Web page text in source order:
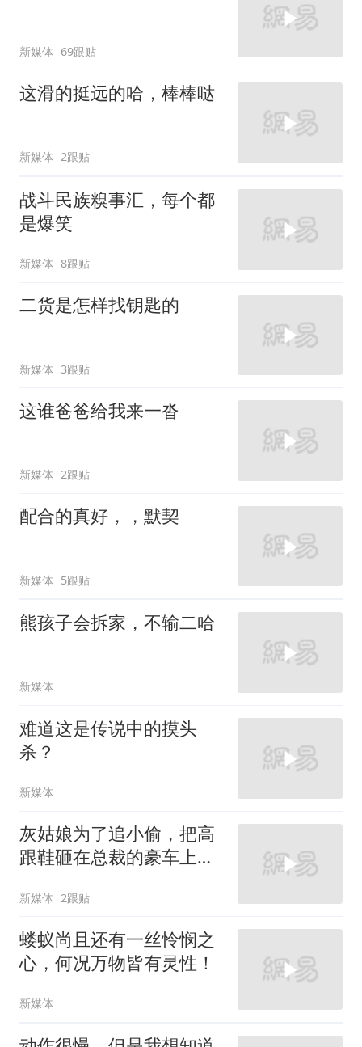
新媒体 69跟贴
这滑的挺远的哈，棒棒哒
新媒体 2跟贴
战斗民族糗事汇，每个都
是爆笑
新媒体 8跟贴
二货是怎样找钥匙的
新媒体 3跟贴
这谁爸爸给我来一沓
新媒体 2跟贴
配合的真好，，默契
新媒体 5跟贴
熊孩子会拆家，不输二哈
新媒体
难道这是传说中的摸头
杀？
新媒体
灰姑娘为了追小偷，把高
跟鞋砸在总裁的豪车上，
新媒体 2跟贴
蝼蚁尚且还有一丝怜悯之
心，何况万物皆有灵性！
新媒体